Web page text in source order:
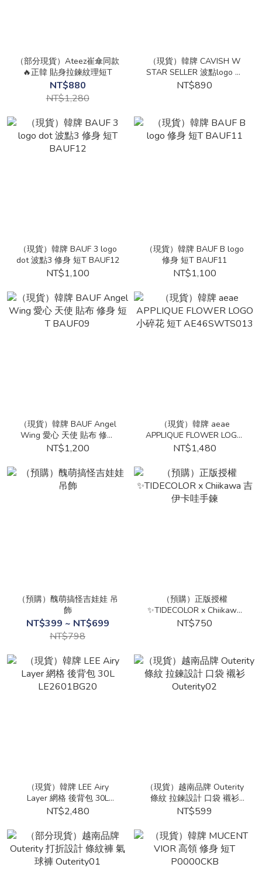
（部分現貨）Ateez崔傘同款
🔥正韓 貼身拉鍊紋理短T
NT$880
NT$1,280
（現貨）韓牌 CAVISH W
STAR SELLER 波點logo 女
版 短T CV2GMFT549A
NT$890
（現貨）韓牌 BAUF 3 logo
dot 波點3 修身 短T BAUF12
NT$1,100
（現貨）韓牌 BAUF B logo
修身 短T BAUF11
NT$1,100
（現貨）韓牌 BAUF Angel
Wing 愛心 天使 貼布 修身
短T BAUF09
NT$1,200
（現貨）韓牌 aeae
APPLIQUE FLOWER LOGO
小碎花 短T AE46SWTS013
NT$1,480
（預購）醜萌搞怪吉娃娃 吊
飾
NT$399 ~ NT$699
NT$798
（預購）正版授權
✨TIDECOLOR x Chiikawa
吉伊卡哇手鍊
NT$750
（現貨）韓牌 LEE Airy
Layer 網格 後背包 30L
LE2601BG20
NT$2,480
（現貨）越南品牌 Outerity
條紋 拉鍊設計 口袋 襯衫
Outerity02
NT$599